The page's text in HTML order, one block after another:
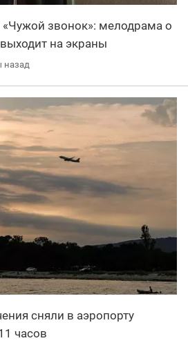
звонок»: мелодрама о
на экраны
назад
сняли в аэропорту
часов